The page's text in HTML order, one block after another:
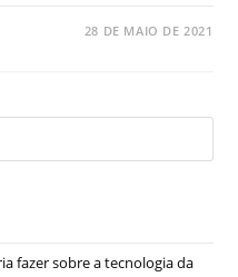
28 DE MAIO DE 2021
fazer sobre a tecnologia da